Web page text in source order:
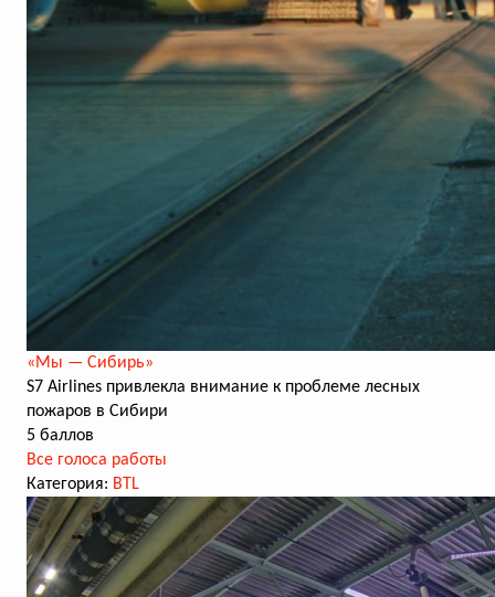
«Мы — Сибирь»
S7 Airlines привлекла внимание к проблеме лесных
пожаров в Сибири
5 баллов
Все голоса работы
Категория: BTL